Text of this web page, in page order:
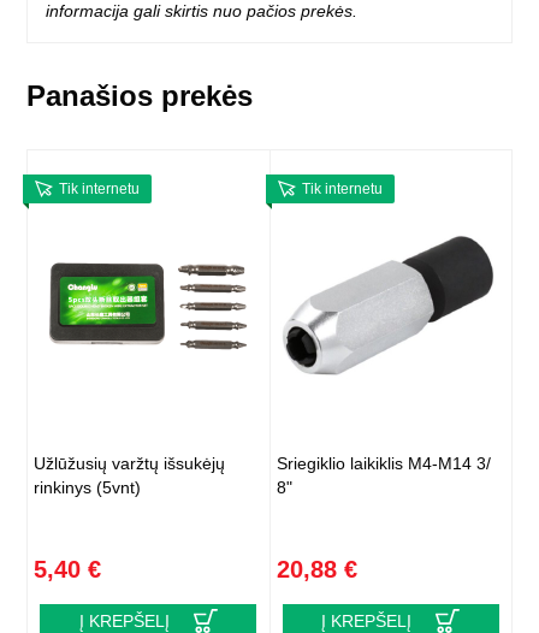
informacija gali skirtis nuo pačios prekės.
Panašios prekės
Tik internetu
Užlūžusių varžtų išsukėjų
rinkinys (5vnt)
5,40 €
Į KREPŠELĮ
Tik internetu
Sriegiklio laikiklis M4-M14 3/
8"
20,88 €
Į KREPŠELĮ